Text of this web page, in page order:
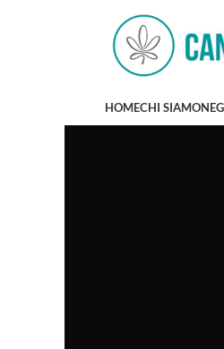
HOMECHI SIAMO